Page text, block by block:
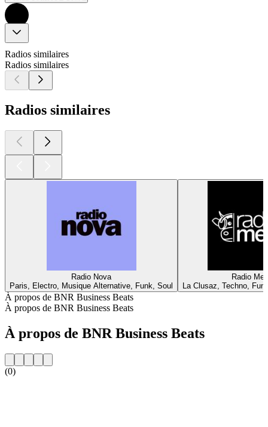
Radios similaires
Radios similaires
Radios similaires
Radio Nova
Paris, Electro, Musique Alternative, Funk, Soul
Radio
La Clusaz, Techno,
À propos de BNR Business Beats
À propos de BNR Business Beats
À propos de BNR Business Beats
(0)